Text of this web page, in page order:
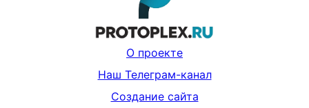
О проекте
Наш Телеграм-канал
Создание сайта